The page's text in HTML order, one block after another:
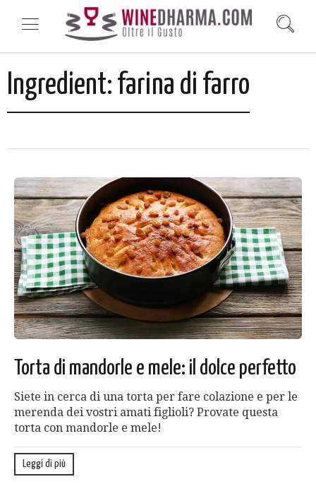
Ingredient: farina di farro
Torta di mandorle e mele: il dolce perfetto
Siete in cerca di una torta per fare colazione e per le
merenda dei vostri amati figlioli? Provate questa
torta con mandorle e mele!
Leggi di più